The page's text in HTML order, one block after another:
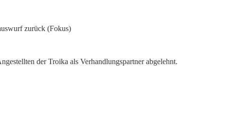
zurück (Fokus)
der Troika als Verhandlungspartner abgelehnt.